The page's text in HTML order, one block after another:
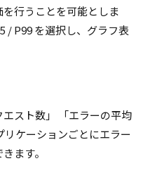
行うことを可能としま
/ P99を選択し、グラフ表
エスト数」 「エラーの平均
ケーションごとにエラー
ます。